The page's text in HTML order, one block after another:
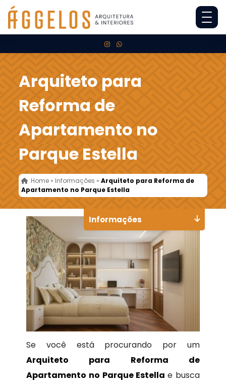
Arquiteto para
Reforma de
Apartamento no
Parque Estella
Home » Informações »Arquiteto para Reforma de
Apartamento no Parque Estella
Se você está procurando por um
Arquiteto para Reforma de
Apartamento no Parque Estella e busca
Informações